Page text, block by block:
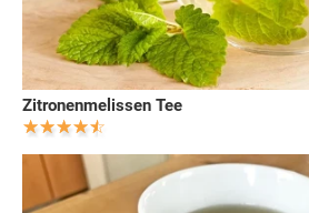
Zitronenmelissen Tee